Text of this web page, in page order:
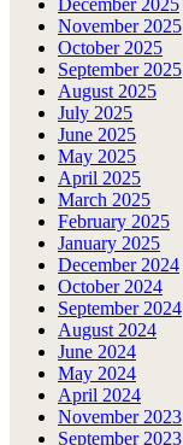
December 2025
November 2025
October 2025
September 2025
August 2025
July 2025
June 2025
May 2025
April 2025
March 2025
February 2025
January 2025
December 2024
October 2024
September 2024
August 2024
June 2024
May 2024
April 2024
November 2023
September 2023